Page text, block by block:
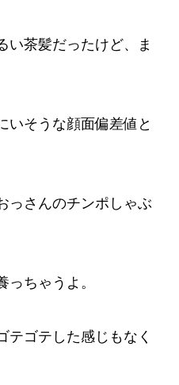
い茶髪だったけど、ま
いそうな顔面偏差値と
っさんのチンポしゃぶ
ちゃうよ。
テゴテした感じもなく